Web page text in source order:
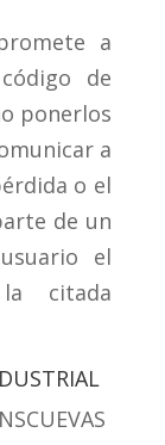
a
de
ponerlos
a
o el
de un
el
citada